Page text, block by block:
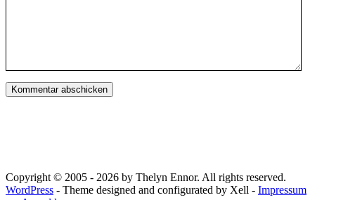
Copyright © 2005 - 2026 by Thelyn Ennor. All rights reserved.
WordPress - Theme designed and configurated by Xell - Impressum